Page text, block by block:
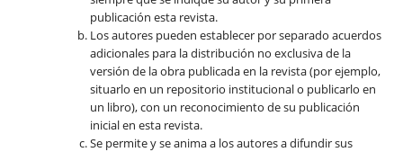
publicación esta revista.
Los autores pueden establecer por separado acuerdos
adicionales para la distribución no exclusiva de la
versión de la obra publicada en la revista (por ejemplo,
situarlo en un repositorio institucional o publicarlo en
un libro), con un reconocimiento de su publicación
inicial en esta revista.
Se permite y se anima a los autores a difundir sus